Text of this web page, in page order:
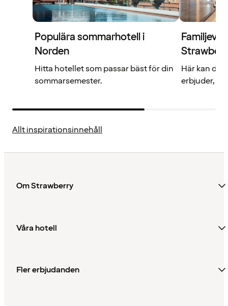
Populära sommarhotell i
Norden
Hitta hotellet som passar bäst för din
sommarsemester.
Här kan du
erbjuder,
Allt inspirationsinnehåll
Om Strawberry
Våra hotell
Fler erbjudanden